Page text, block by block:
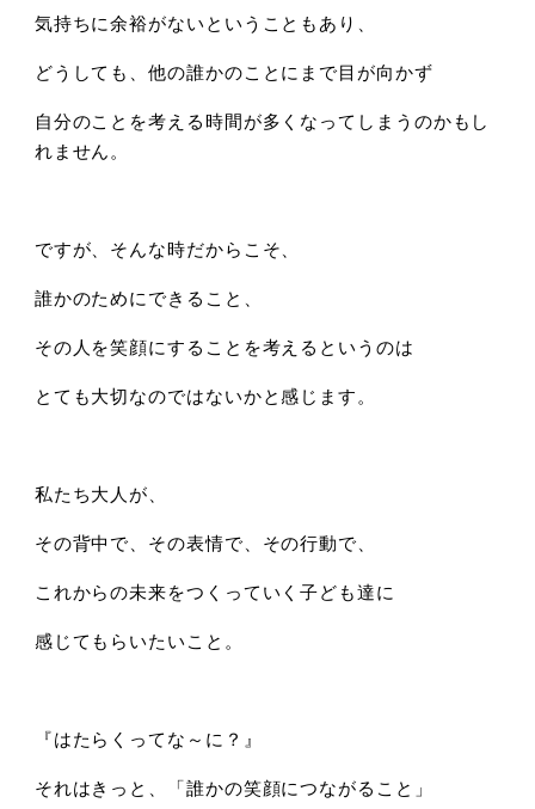
気持ちに余裕がないということもあり、
どうしても、他の誰かのことにまで目が向かず
自分のことを考える時間が多くなってしまうのかもし
れません。
ですが、そんな時だからこそ、
誰かのためにできること、
その人を笑顔にすることを考えるというのは
とても大切なのではないかと感じます。
私たち大人が、
その背中で、その表情で、その行動で、
これからの未来をつくっていく子ども達に
感じてもらいたいこと。
『はたらくってな～に？』
それはきっと、「誰かの笑顔につながること」